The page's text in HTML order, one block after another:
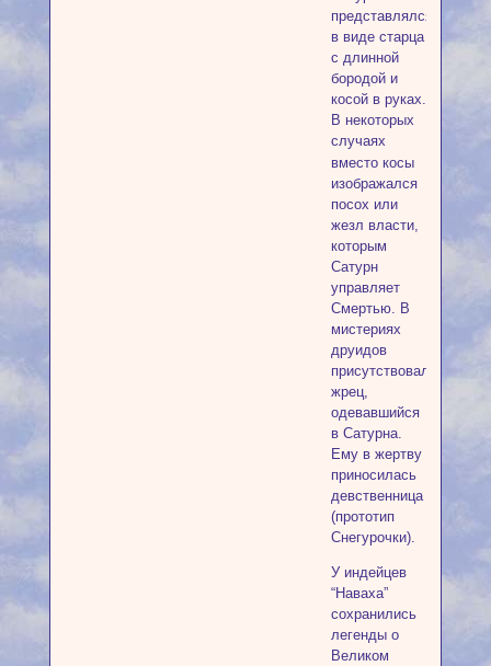
представлялся
в виде старца
с длинной
бородой и
косой в руках.
В некоторых
случаях
вместо косы
изображался
посох или
жезл власти,
которым
Сатурн
управляет
Смертью. В
мистериях
друидов
присутствовал
жрец,
одевавшийся
в Сатурна.
Ему в жертву
приносилась
девственница
(прототип
Снегурочки).
У индейцев
“Наваха”
сохранились
легенды о
Великом